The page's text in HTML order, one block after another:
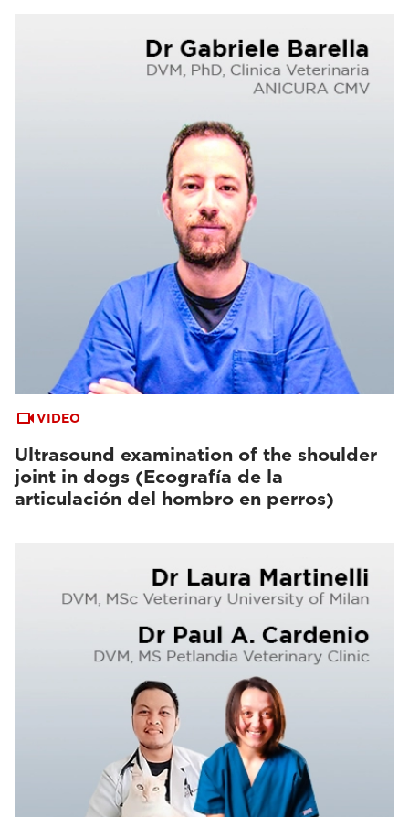
VIDEO
Ultrasound examination of the shoulder
joint in dogs (Ecografía de la
articulación del hombro en perros)